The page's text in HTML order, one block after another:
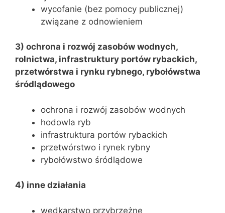
wycofanie (bez pomocy publicznej)
związane z odnowieniem
3) ochrona i rozwój zasobów wodnych,
rolnictwa, infrastruktury portów rybackich,
przetwórstwa i rynku rybnego, rybołówstwa
śródlądowego
ochrona i rozwój zasobów wodnych
hodowla ryb
infrastruktura portów rybackich
przetwórstwo i rynek rybny
rybołówstwo śródlądowe
4) inne działania
wędkarstwo przybrzeżne